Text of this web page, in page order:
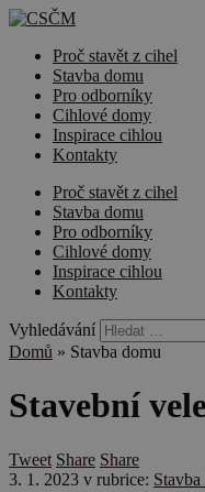
Proč stavět z cihel
Stavba domu
Pro odborníky
Cihlové domy
Inspirace cihlou
Kontakty
Proč stavět z cihel
Stavba domu
Pro odborníky
Cihlové domy
Inspirace cihlou
Kontakty
Vyhledávání
Domů » Stavba domu
Stavební
Tweet Share Share
3. 1. 2023 v rubrice: